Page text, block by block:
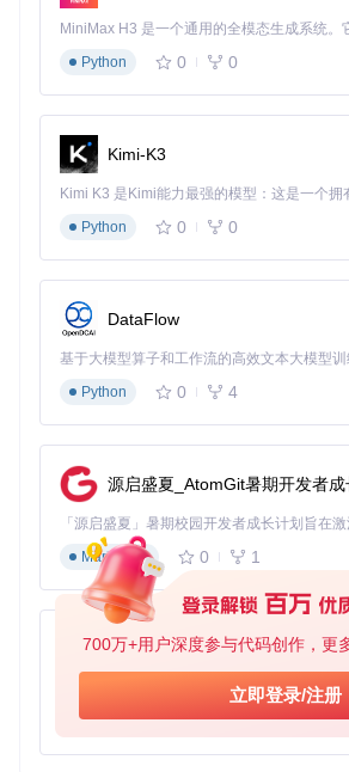
700万+用户深度参与代码创作，更
立即登录/注册
第二步：个性化初始设置
首次启动时，程序会引导你完成几项关键
据
选择所在服务器区域，确保数据同步准
添加游戏执行文件路径，支持多版本游
完成这些设置后，建议将.rofl文件默认打
第三步：开始你的第一次分析
当你双击任意.rofl文件，程序会立即开始
据分析界面。左侧面板展示比赛基本信息
雄选择和胜负结果；右侧区域则提供详细
以拖动时间滑块查看任意时刻的游戏状态。
图：ROFL-Player主界面展示，包含比赛
功能
五大特色功能让游戏分析事半功
智能数据提取引擎
🔧 自动识别并提取比赛中的关键数据点
每位玩家的补刀数、击杀/死亡/助攻统
技能施放时间和命中情况
小龙、大龙等中立资源控制情况
所有数据都以结构化形式呈现，支持按时
Python
0 0
Kimi-K3
Python
0 0
DataFlow
基于大模型算子和工作流的高效文本大模型
Python
0 4
源启盛夏_AtomGit暑期开发者成
Markdown
0 1
py-xiaozhi
Python
0 1